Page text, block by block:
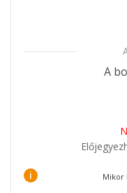
A
i Mikor